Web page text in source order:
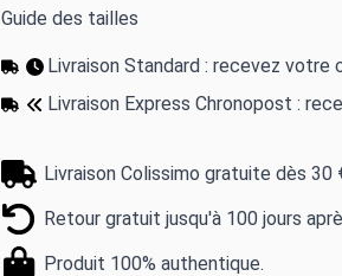
Guide des tailles
Livraison Standard : recevez
Livraison Express Chronopost :
Livraison Colissimo gratuite dès 30
Retour gratuit jusqu'à 100 jours
Produit 100% authentique.